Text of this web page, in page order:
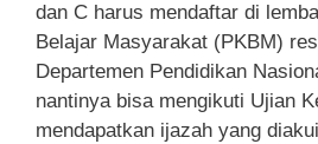
dan C harus mendaftar di
Belajar Masyarakat (PKBM)
Departemen Pendidikan
nantinya bisa mengikuti Ujian
mendapatkan ijazah yang